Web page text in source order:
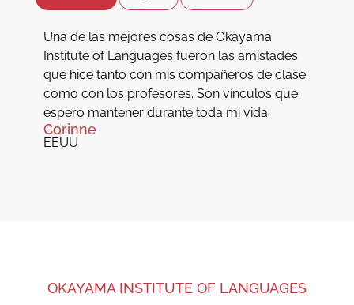
Una de las mejores cosas de Okayama
Institute of Languages fueron las amistades
que hice tanto con mis compañeros de clase
como con los profesores. Son vínculos que
espero mantener durante toda mi vida.
Corinne
EEUU
OKAYAMA INSTITUTE OF LANGUAGES